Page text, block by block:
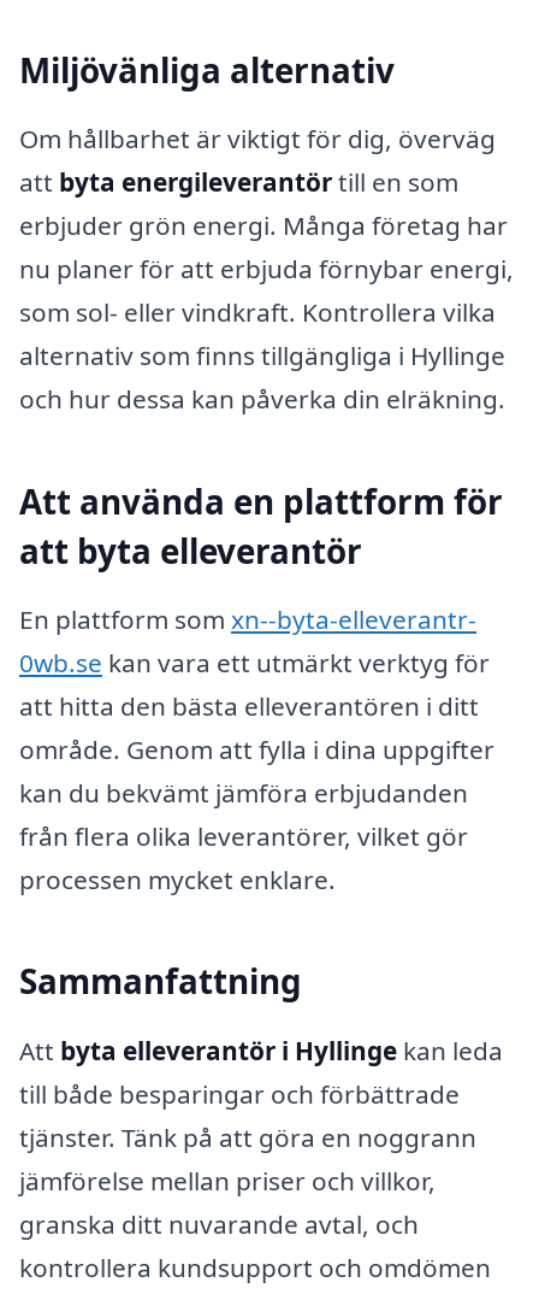
Miljövänliga alternativ
Om hållbarhet är viktigt för dig, överväg
att byta energileverantörtill en som
erbjuder grön energi. Många företag har
nu planer för att erbjuda förnybar energi,
som sol- eller vindkraft. Kontrollera vilka
alternativ som finns tillgängliga i Hyllinge
och hur dessa kan påverka din elräkning.
Att använda en plattform för
att byta elleverantör
En plattform som xn--byta-elleverantr-
0wb.se kan vara ett utmärkt verktyg för
att hitta den bästa elleverantören i ditt
område. Genom att fylla i dina uppgifter
kan du bekvämt jämföra erbjudanden
från flera olika leverantörer, vilket gör
processen mycket enklare.
Sammanfattning
Att byta elleverantör i Hyllinge kan leda
till både besparingar och förbättrade
tjänster. Tänk på att göra en noggrann
jämförelse mellan priser och villkor,
granska ditt nuvarande avtal, och
kontrollera kundsupport och omdömen